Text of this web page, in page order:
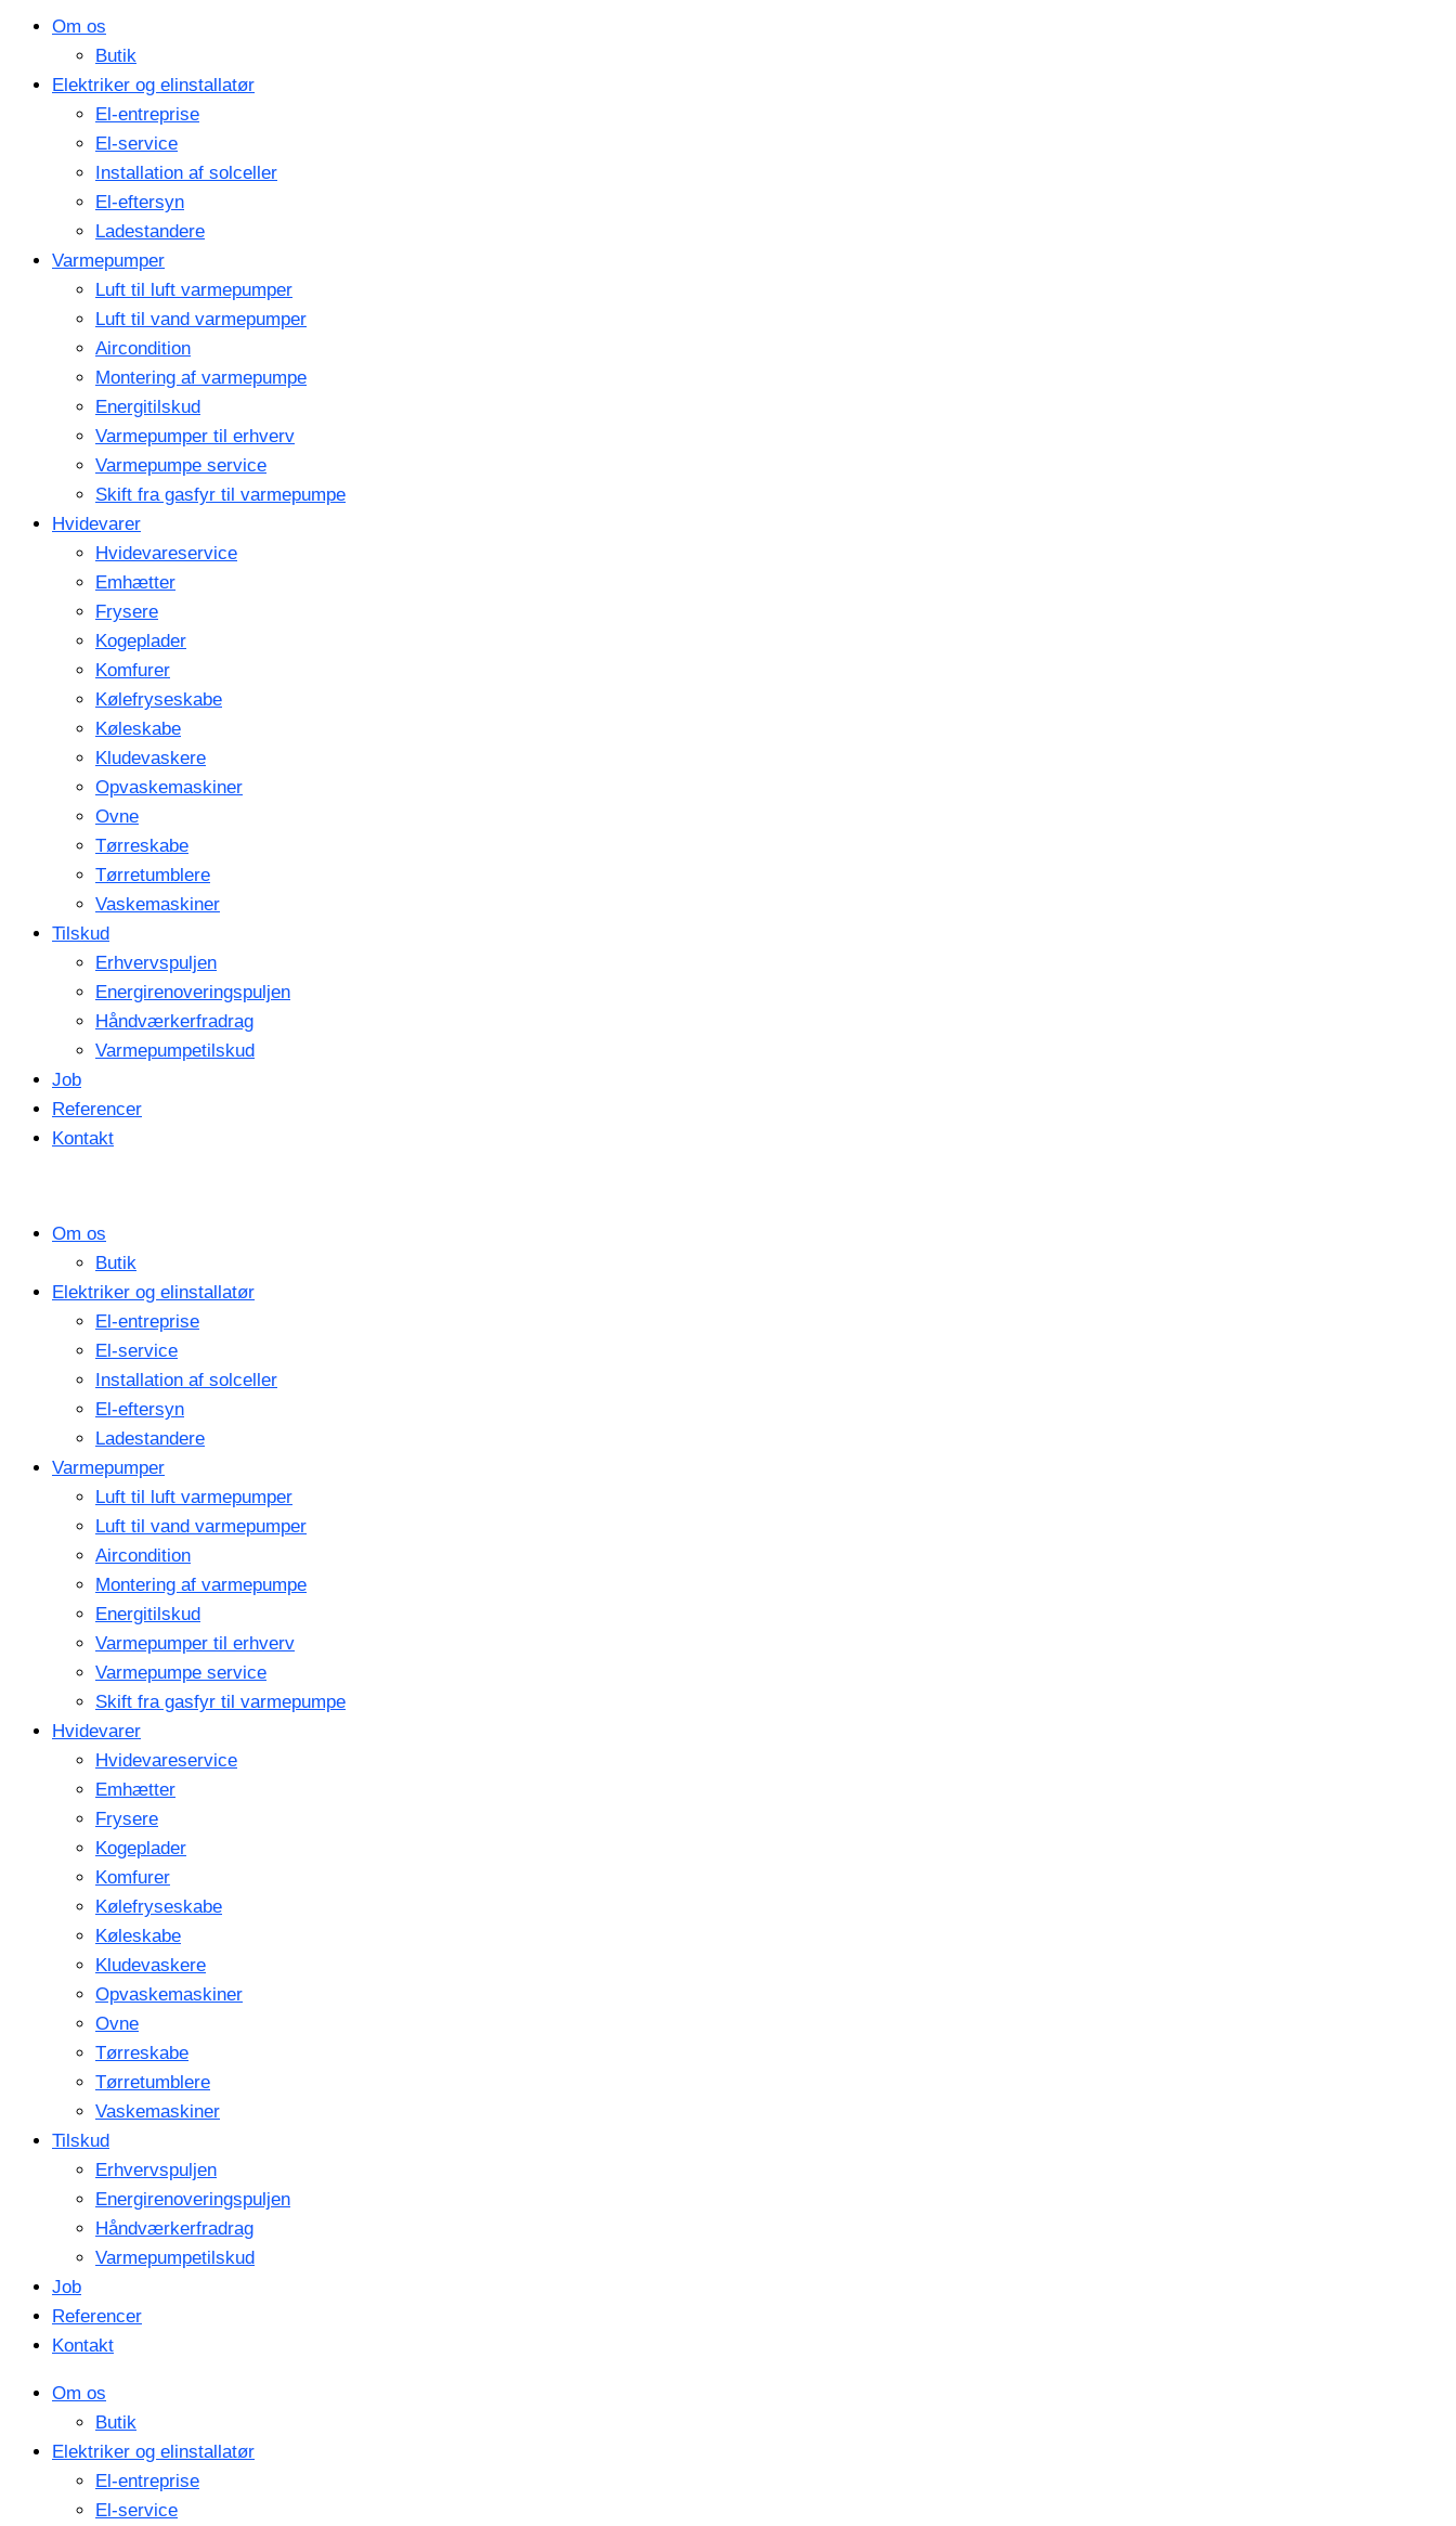
Om os
Butik
Elektriker og elinstallatør
El-entreprise
El-service
Installation af solceller
El-eftersyn
Ladestandere
Varmepumper
Luft til luft varmepumper
Luft til vand varmepumper
Aircondition
Montering af varmepumpe
Energitilskud
Varmepumper til erhverv
Varmepumpe service
Skift fra gasfyr til varmepumpe
Hvidevarer
Hvidevareservice
Emhætter
Frysere
Kogeplader
Komfurer
Kølefryseskabe
Køleskabe
Kludevaskere
Opvaskemaskiner
Ovne
Tørreskabe
Tørretumblere
Vaskemaskiner
Tilskud
Erhvervspuljen
Energirenoveringspuljen
Håndværkerfradrag
Varmepumpetilskud
Job
Referencer
Kontakt
Om os
Butik
Elektriker og elinstallatør
El-entreprise
El-service
Installation af solceller
El-eftersyn
Ladestandere
Varmepumper
Luft til luft varmepumper
Luft til vand varmepumper
Aircondition
Montering af varmepumpe
Energitilskud
Varmepumper til erhverv
Varmepumpe service
Skift fra gasfyr til varmepumpe
Hvidevarer
Hvidevareservice
Emhætter
Frysere
Kogeplader
Komfurer
Kølefryseskabe
Køleskabe
Kludevaskere
Opvaskemaskiner
Ovne
Tørreskabe
Tørretumblere
Vaskemaskiner
Tilskud
Erhvervspuljen
Energirenoveringspuljen
Håndværkerfradrag
Varmepumpetilskud
Job
Referencer
Kontakt
Om os
Butik
Elektriker og elinstallatør
El-entreprise
El-service